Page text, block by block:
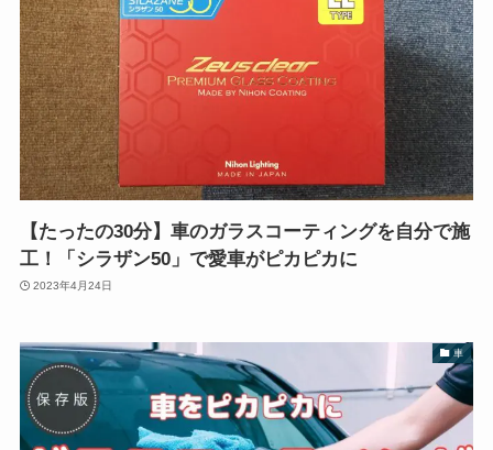
【たったの30分】車のガラスコーティングを自分で施
工！「シラザン50」で愛車がピカピカに
2023年4月24日
車